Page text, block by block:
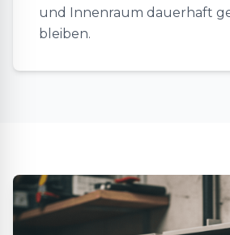
und Innenraum dauerhaft
bleiben.